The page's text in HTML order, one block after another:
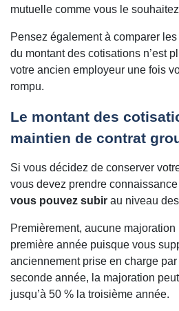
mutuelle comme vous le
Pensez également à comparer
du montant des cotisations n’est
votre ancien employeur une fois
rompu.
Le montant des
maintien de contrat
Si vous décidez de conserver
vous devez prendre
vous pouvez subir au niveau
Premièrement, aucune
première année puisque vous
anciennement prise en charge
seconde année, la majoration
jusqu’à 50 % la troisième année.